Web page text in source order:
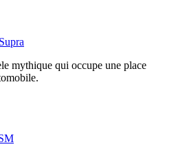
mythique qui occupe une place